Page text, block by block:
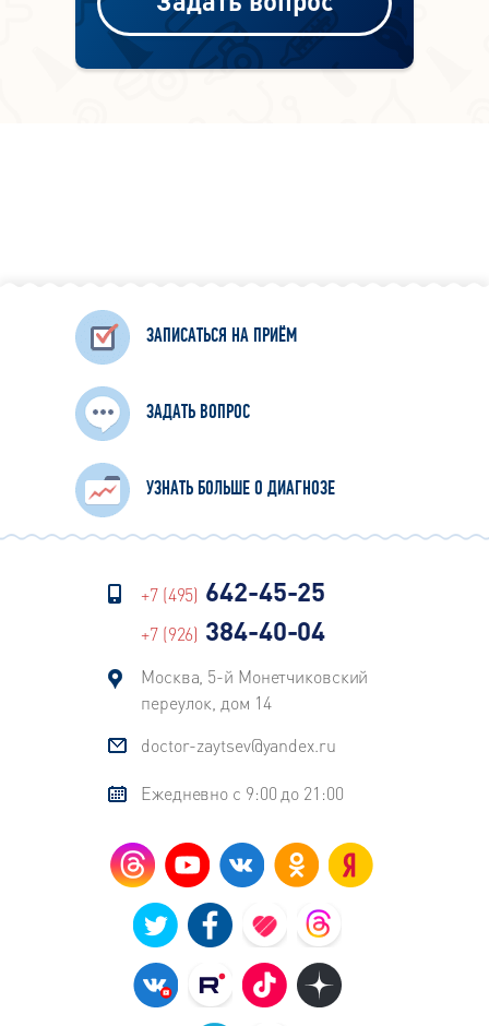
ЗАПИСАТЬСЯ НА ПРИЁМ
ЗАДАТЬ ВОПРОС
УЗНАТЬ БОЛЬШЕ О ДИАГНОЗЕ
+7 (495) 642-45-25
+7 (926) 384-40-04
Москва, 5-й Монетчиковский
переулок, дом 14
doctor-zaytsev@yandex.ru
Ежедневно с 9:00 до 21:00